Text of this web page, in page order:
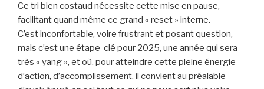
Ce tri bien costaud nécessite cette mise en pause,
facilitant quand même ce grand « reset » interne.
C’est inconfortable, voire frustrant et posant question,
mais c’est une étape-clé pour 2025, une année qui sera
très « yang », et où, pour atteindre cette pleine énergie
d’action, d’accomplissement, il convient au préalable